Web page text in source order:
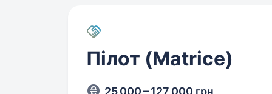
Пілот (Matrice)
25 000 – 127 000 грн